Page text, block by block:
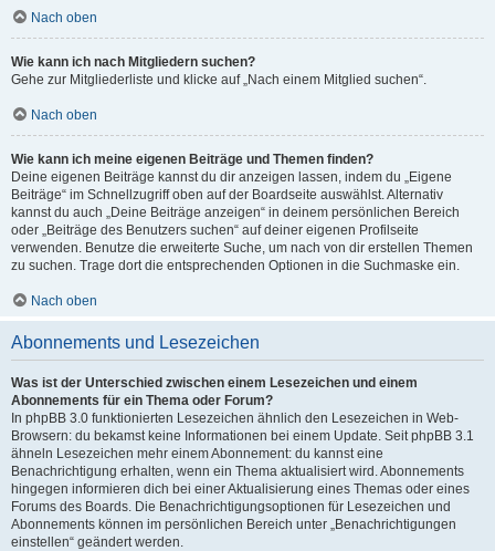
Nach oben
Wie kann ich nach Mitgliedern suchen?
Gehe zur Mitgliederliste und klicke auf „Nach einem Mitglied suchen“.
Nach oben
Wie kann ich meine eigenen Beiträge und Themen finden?
Deine eigenen Beiträge kannst du dir anzeigen lassen, indem du „Eigene
Beiträge“ im Schnellzugriff oben auf der Boardseite auswählst. Alternativ
kannst du auch „Deine Beiträge anzeigen“ in deinem persönlichen Bereich
oder „Beiträge des Benutzers suchen“ auf deiner eigenen Profilseite
verwenden. Benutze die erweiterte Suche, um nach von dir erstellen Themen
zu suchen. Trage dort die entsprechenden Optionen in die Suchmaske ein.
Nach oben
Abonnements und Lesezeichen
Was ist der Unterschied zwischen einem Lesezeichen und einem
Abonnements für ein Thema oder Forum?
In phpBB 3.0 funktionierten Lesezeichen ähnlich den Lesezeichen in Web-
Browsern: du bekamst keine Informationen bei einem Update. Seit phpBB 3.1
ähneln Lesezeichen mehr einem Abonnement: du kannst eine
Benachrichtigung erhalten, wenn ein Thema aktualisiert wird. Abonnements
hingegen informieren dich bei einer Aktualisierung eines Themas oder eines
Forums des Boards. Die Benachrichtigungsoptionen für Lesezeichen und
Abonnements können im persönlichen Bereich unter „Benachrichtigungen
einstellen“ geändert werden.